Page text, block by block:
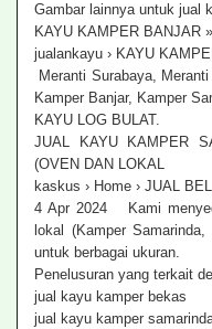
Gambar lainnya untuk jual
KAYU KAMPER BANJAR
jualankayu › KAYU
Meranti Surabaya,
Kamper Banjar, Kamper
KAYU LOG BULAT.
JUAL KAYU KAMPER
(OVEN DAN LOKAL
kaskus › Home › JUAL
4 Apr 2024 Kami
lokal (Kamper
untuk berbagai ukuran.
Penelusuran yang terkait
jual kayu kamper bekas
jual kayu kamper